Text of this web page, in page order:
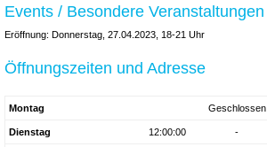
Events / Besondere Veranstaltungen
Eröffnung: Donnerstag, 27.04.2023, 18-21 Uhr
Öffnungszeiten und Adresse
Montag Geschlossen
Dienstag 12:00:00 -